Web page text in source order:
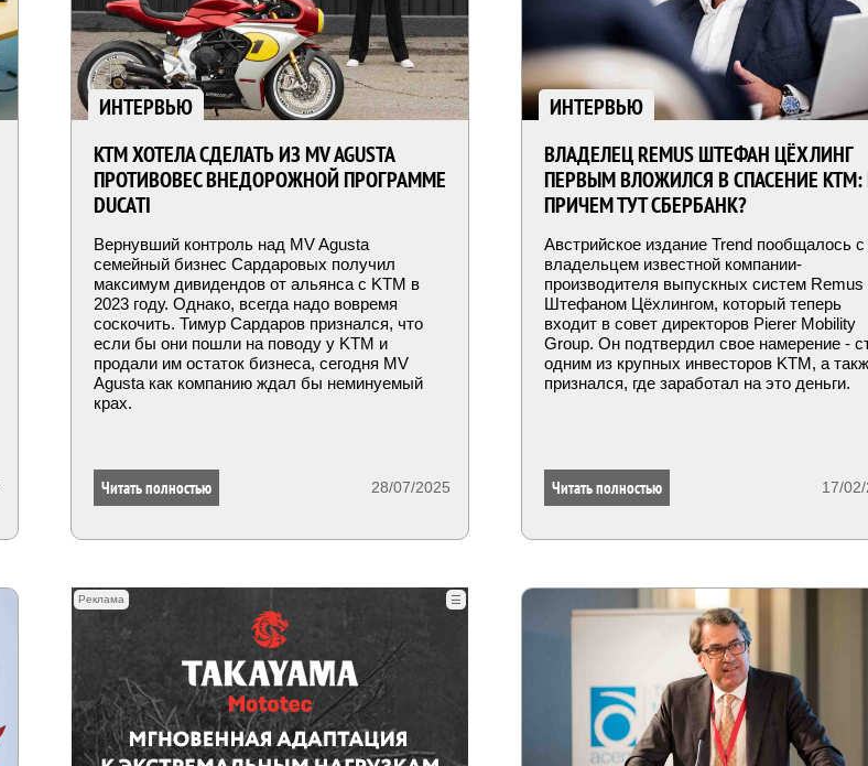
ИНТЕРВЬЮ
KTM ХОТЕЛА СДЕЛАТЬ ИЗ MV AGUSTA
ПРОТИВОВЕС ВНЕДОРОЖНОЙ ПРОГРАММЕ
DUCATI
Вернувший контроль над MV Agusta
семейный бизнес Сардаровых получил
максимум дивидендов от альянса с KTM в
2023 году. Однако, всегда надо вовремя
соскочить. Тимур Сардаров признался, что
если бы они пошли на поводу у KTM и
продали им остаток бизнеса, сегодня MV
Agusta как компанию ждал бы неминуемый
крах.
28/07/2025
Читать полностью
ИНТЕРВЬЮ
ВЛАДЕЛЕЦ REMUS ШТЕФАН ЦЁХЛИНГ
ПЕРВЫМ ВЛОЖИЛСЯ В СПАСЕНИЕ
ПРИЧЕМ ТУТ СБЕРБАНК?
Австрийское издание Trend пообщалось с
владельцем известной компании-
производителя выпускных систем Remus
Штефаном Цёхлингом, который теперь
входит в совет директоров Pierer Mobility
Group. Он подтвердил свое намерение -
одним из крупных инвесторов KTM, а
признался, где заработал на это деньги.
17/
Читать полностью
Реклама ☰